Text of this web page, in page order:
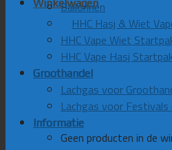
Winkelwagen
Geen producten in de
Ballonnen
HHC Hasj & Wiet
HHC Vape Wiet
HHC Vape Hasj
Groothandel
Lachgas voor
Lachgas voor
Informatie